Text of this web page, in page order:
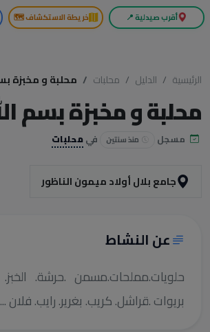
أقرب صيدلية 📍 خريطة الاستكشاف 🗺️
الرئيسية الدليل محلبات محلبة و مخبزة
محلبة و مخبزة بسم
مسجل منذ سنتين فيمحلبات
جامع بلال أولاد ميمون الناظور
عن النشاط
حلويات.مملحات.مسمن .حرشة.
بريوات .قراشل. كريب. بغرير. رايب. فلان